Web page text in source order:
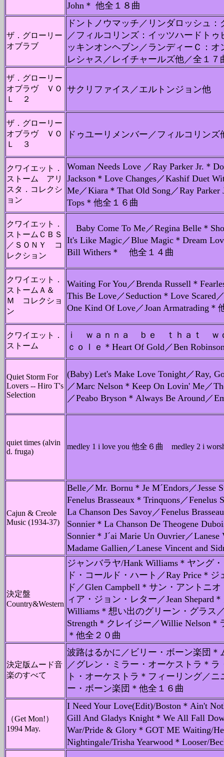
John＊ 他全１８曲
ザ．グローリー
オブラブ
ドントノウマッチ／リンダロッシュ
／フィルコリンズ：イッツハードト
ッキンオンヘブン／ランディーＣ：
レシャス／レイチャールズ他／全１７
ザ．グローリー
オブラヴ ＶＯ
Ｌ ２
サクリファイス／エルトンジョン他
ザ．グローリー
オブラヴ ＶＯ
Ｌ ３
ドゥユーリメンバー／フィルコリンズ
クワイエット．
ストーム アリ
スタ．コレクシ
ョン
Woman Needs Love ／Ray Parker Jr.＊
Jackson＊Love Changes／Kashif Duet
Me／Kiara＊That Old Song／Ray Parker
Tops＊他全１６曲
クワイエット．
ストームＣＢＳ
／ＳＯＮＹ コ
レクション
Baby Come To Me／Regina Belle＊
It's Like Magic／Blue Magic＊Dream
Bill Withers＊ 他全１４曲
クワイエット．
ストームＡ＆
Ｍ コレクショ
ン
Waiting For You／Brenda Russell＊
This Be Love／Seduction＊Love Scared
One Kind Of Love／Joan Armatrading＊
クワイエット．
ストーム
ｉ ｗａｎｎａ ｂｅ ｔｈａｔ ｗ
ｃｏｌｅ＊Heart Of Gold／Ben
Quiet Storm For
Lovers -- Hiro T's
Selection
(Baby) Let's Make Love Tonight／Ray,
／Marc Nelson＊Keep On Lovin' Me／
／Peabo Bryson＊Always Be Around／
quiet times (alvin
d. fruga)
medley 1 i love you 他全６曲 medley 2 i
Cajun & Creole
Music (1934-37)
Belle／Mr. Bornu＊Je M´Endors／Jesse
Fenelus Brasseaux＊Trinquons／Fenelus
La Chanson Des Savoy／Fenelus
Sonnier＊La Chanson De Theogene
Sonnier＊J´ai Marie Un Ouvrier／
Madame Gallien／Lanese Vincent and
決定盤
Country&Western
ジャンバラヤ/Hank Williams＊ヤング
ド・コールド・ハート／Ray Price＊
ド／Glen Campbell＊サン・アントニ
ィア・ジョン・レター／Jean Shepard
Williams＊想い出のグリーン・グラス
Strength＊クレイジー／Willie Nelson
＊他全２０曲
決定版ムード音
楽のすべて
波路はるかに／ビリー・ボーン楽団
／グレン・ミラー・オーケストラ＊
ト・オーケストラ＊フィーリング／
ー・ボーン楽団＊他全１６曲
（Get Mon!）
1994 May.
I Need Your Love(Edit)/Boston＊Ain't
Gill And Gladys Knight＊We All Fall
War/Pride & Glory＊GOT ME Waiting/
Nightingale/Trisha Yearwood＊Looser/